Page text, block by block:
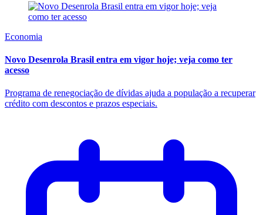
Economia
Novo Desenrola Brasil entra em vigor hoje; veja como ter
acesso
Programa de renegociação de dívidas ajuda a população a recuperar
crédito com descontos e prazos especiais.